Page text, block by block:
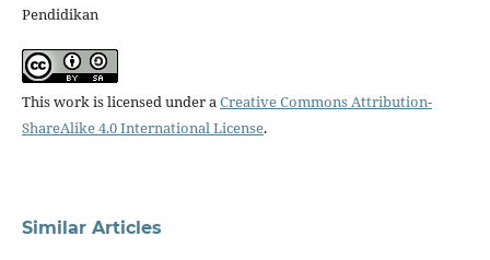
Pendidikan
This work is licensed under aCreative Commons Attribution-
ShareAlike 4.0 International License.
Similar Articles